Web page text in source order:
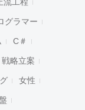
流工程
グラマー
C＃
戦略立案
女性